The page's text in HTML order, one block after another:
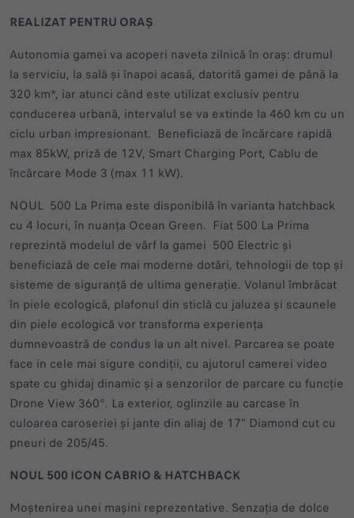
REALIZAT PENTRU ORAȘ
Autonomia gamei va acoperi naveta zilnică în oraș: drumul
la serviciu, la sală și înapoi acasă, datorită gamei de până la
320 km*, iar atunci când este utilizat exclusiv pentru
conducerea urbană, intervalul se va extinde la 460 km cu un
ciclu urban impresionant. Beneficiază de încărcare rapidă
max 85kW, priză de 12V, Smart Charging Port, Cablu de
încărcare Mode 3 (max 11 kW).
NOUL 500 La Prima este disponibilă în varianta hatchback
cu 4 locuri, în nuanța Ocean Green. Fiat 500 La Prima
reprezintă modelul de vârf la gamei 500 Electric și
beneficiază de cele mai moderne dotări, tehnologii de top și
sisteme de siguranță de ultima generație. Volanul îmbrăcat
în piele ecologică, plafonul din sticlă cu jaluzea și scaunele
din piele ecologică vor transforma experiența
dumnevoastră de condus la un alt nivel. Parcarea se poate
face in cele mai sigure condiții, cu ajutorul camerei video
spate cu ghidaj dinamic și a senzorilor de parcare cu funcție
Drone View 360°. La exterior, oglinzile au carcase în
culoarea caroseriei și jante din aliaj de 17” Diamond cut cu
pneuri de 205/45.
NOUL 500 ICON CABRIO & HATCHBACK
Moștenirea unei mașini reprezentative. Senzația de dolce